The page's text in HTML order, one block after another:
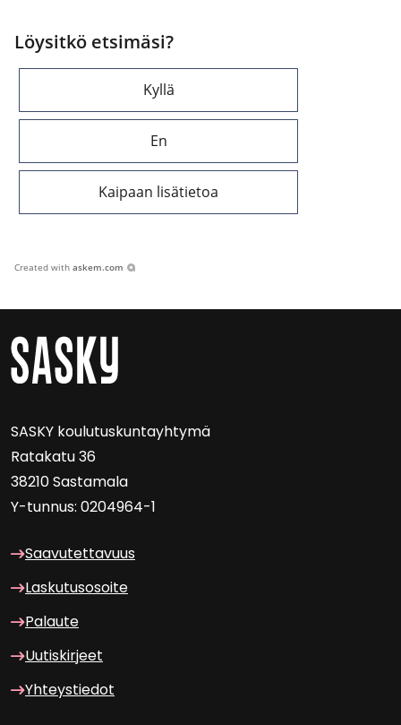
Löysitkö etsimäsi?
Kyllä
En
Kaipaan lisätietoa
Created with askem.com
SASKY kou­lu­tus­kun­tayh­ty­mä
Ra­ta­ka­tu 36
38210 Sas­ta­ma­la
Y-​tunnus: 0204964-1
Saa­vu­tet­ta­vuus
Las­ku­tuso­soi­te
Pa­lau­te
Uu­tis­kir­jeet
Yh­teys­tie­dot